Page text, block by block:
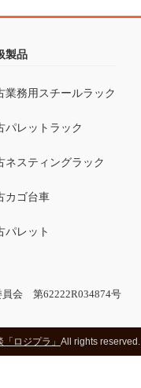
製品
業務用スチールラック
パレットラック
ネスティングラック
カゴ台車
パレット
員会 第62222R034874号
ロジプラ」 All rights reserved.